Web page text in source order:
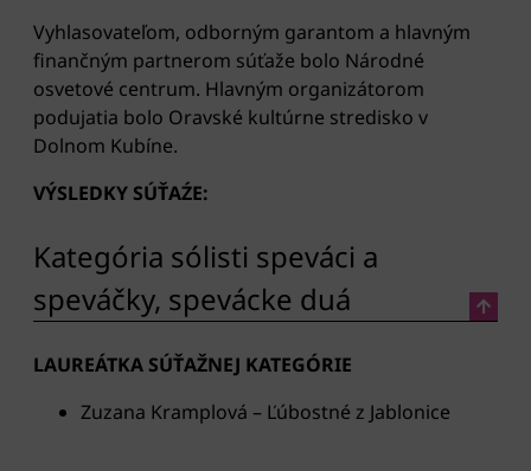
Vyhlasovateľom, odborným garantom a hlavným
finančným partnerom súťaže bolo Národné
osvetové centrum. Hlavným organizátorom
podujatia bolo Oravské kultúrne stredisko v
Dolnom Kubíne.
VÝSLEDKY SÚŤAŹE:
Kategória sólisti speváci a
speváčky, spevácke duá
LAUREÁTKA SÚŤAŽNEJ KATEGÓRIE
Zuzana Kramplová – Ľúbostné z Jablonice